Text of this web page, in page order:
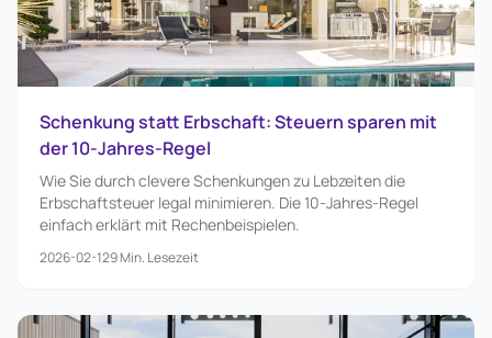
Schenkung statt Erbschaft: Steuern sparen mit
der 10-Jahres-Regel
Wie Sie durch clevere Schenkungen zu Lebzeiten die
Erbschaftsteuer legal minimieren. Die 10-Jahres-Regel
einfach erklärt mit Rechenbeispielen.
2026-02-129Min. Lesezeit